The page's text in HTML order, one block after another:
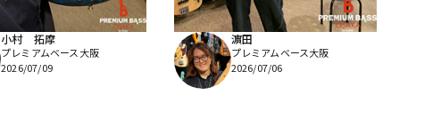
小村 拓摩
プレミアムベース大阪
2026/07/09
濵田
プレミアムベース大阪
2026/07/06